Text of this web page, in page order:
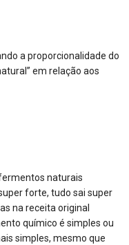
a proporcionalidade do
em relação aos
naturais
forte, tudo sai super
na receita original
químico é simples ou
simples, mesmo que